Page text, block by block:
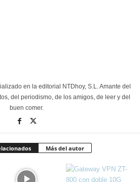
en la editorial NTDhoy, S.L. Amante del
del periodismo, de los amigos, de leer y del
buen comer.
Más del autor